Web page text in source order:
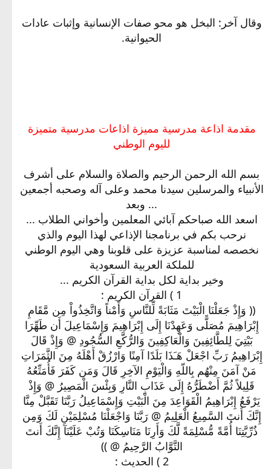
وقال آخر: البخل هو محو صفات الإنسانية وإثبات عادات
الحيوانية.
مقدمة اذاعة مدرسية مميزة اذاعات مدرسية متميزة
لليوم الوطني
بسم الله الرحمن الرحيم والصلاة والسلام على أشرف
الأنبياء والمرسلين سيدنا محمد وعلى آله وصحبه أجمعين
... وبعد
اسعد الله صباحكم آبائي المعلمين وأخواني الطلاب ...
نرحب بكم في برنامجنا الإذاعي لهذا اليوم والذي
نخصصه لمناسبة عزيزة على قلوبنا وهي اليوم الوطني
للملكة العربية السعودية
وخير بداية لكل بداية القرآن الكريم ...
1 ) القرآن الكريم :
(( وَإِذْ جَعَلْنَا الْبَيْتَ مَثَابَةً لِّلنَّاسِ وَأَمْناً وَاتَّخِذُواْ مِن مَّقَامِ
إِبْرَاهِيمَ مُصَلًّى وَعَهِدْنَا إِلَى إِبْرَاهِيمَ وَإِسْمَاعِيلَ أَن طَهِّرَا
بَيْتِيَ لِلطَّائِفِينَ وَالْعَاكِفِينَ وَالرُّكَّعِ السُّجُودِ @ وَإِذْ قَالَ
إِبْرَاهِيمُ رَبِّ اجْعَلْ هَـَذَا بَلَدًا آمِنًا وَارْزُقْ أَهْلَهُ مِنَ الثَّمَرَاتِ
مَنْ آمَنَ مِنْهُم بِاللّهِ وَالْيَوْمِ الآخِرِ قَالَ وَمَن كَفَرَ فَأُمَتِّعُهُ
قَلِيلاً ثُمَّ أَضْطَرُّهُ إِلَى عَذَابِ النَّارِ وَبِئْسَ الْمَصِيرُ @ وَإِذْ
يَرْفَعُ إِبْرَاهِيمُ الْقَوَاعِدَ مِنَ الْبَيْتِ وَإِسْمَاعِيلُ رَبَّنَا تَقَبَّلْ مِنَّا
إِنَّكَ أَنتَ السَّمِيعُ الْعَلِيمُ @ رَبَّنَا وَاجْعَلْنَا مُسْلِمَيْنِ لَكَ وَمِن
ذُرِّيَّتِنَا أُمَّةً مُّسْلِمَةً لَّكَ وَأَرِنَا مَنَاسِكَنَا وَتُبْ عَلَيْنَآ إِنَّكَ أَنتَ
التَّوَّابُ الرَّحِيمُ @ ))
2 ) الحديث :